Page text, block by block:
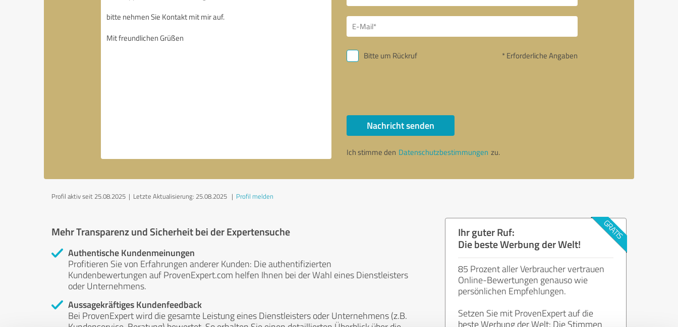
Bitte um Rückruf * Erforderliche Angaben
Nachricht senden
Ich stimme den Datenschutzbestimmungen zu.
Profil aktiv seit 25.08.2025 | Letzte Aktualisierung: 25.08.2025 | Profil melden
Mehr Transparenz und Sicherheit bei der Expertensuche
Authentische Kundenmeinungen
Profitieren Sie von Erfahrungen anderer Kunden: Die authentifizierten
Kundenbewertungen auf ProvenExpert.com helfen Ihnen bei der Wahl eines Dienstleisters
oder Unternehmens.
Aussagekräftiges Kundenfeedback
Bei ProvenExpert wird die gesamte Leistung eines Dienstleisters oder Unternehmens (z.B.
Ihr guter Ruf:
Die beste Werbung der Welt!
85 Prozent aller Verbraucher vertrauen
Online-Bewertungen genauso wie
persönlichen Empfehlungen.
Setzen Sie mit ProvenExpert auf die
beste Werbung der Welt: Die Stimmen